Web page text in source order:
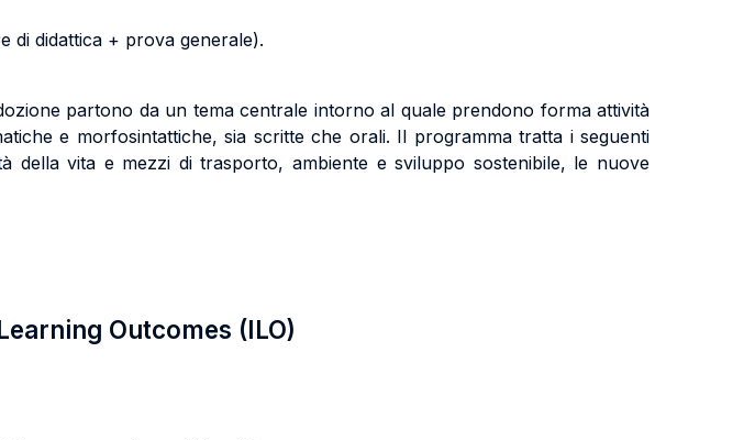
di didattica + prova generale).
partono da un tema centrale intorno al quale prendono forma attività
e morfosintattiche, sia scritte che orali. Il programma tratta i seguenti
della vita e mezzi di trasporto,ambiente e sviluppo sostenibile, le nuove
Outcomes (ILO)